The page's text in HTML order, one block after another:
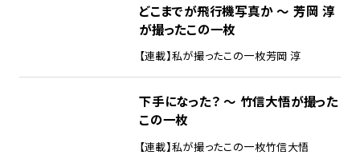
どこまでが飛行機写真か ～ 芳岡 淳
が撮ったこの一枚
【連載】私が撮ったこの一枚芳岡 淳
下手になった？ ～ 竹信大悟が撮った
この一枚
【連載】私が撮ったこの一枚竹信大悟